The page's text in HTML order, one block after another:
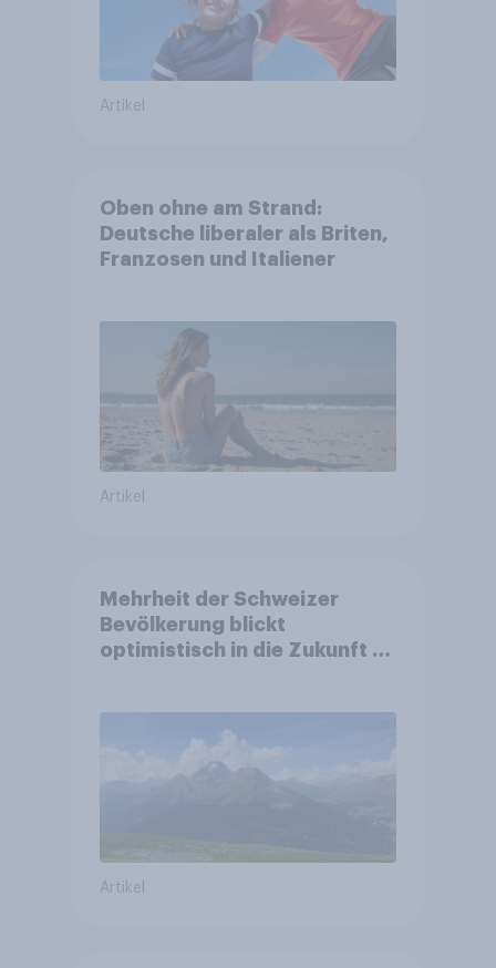
Artikel
Oben ohne am Strand:
Deutsche liberaler als Briten,
Franzosen und Italiener
Artikel
Mehrheit der Schweizer
Bevölkerung blickt
optimistisch in die Zukunft –
Altersvorsorge
Artikel